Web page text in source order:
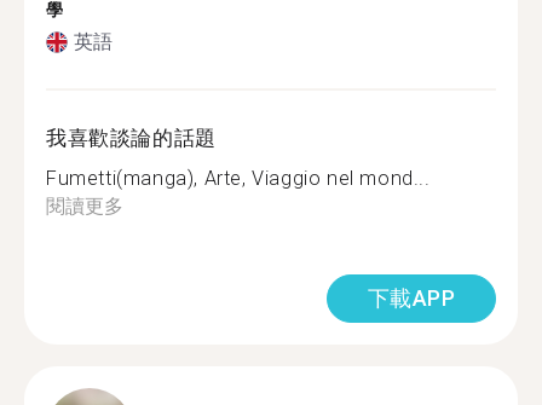
學
英語
我喜歡談論的話題
Fumetti(manga), Arte, Viaggio nel mond...
閱讀更多
下載APP